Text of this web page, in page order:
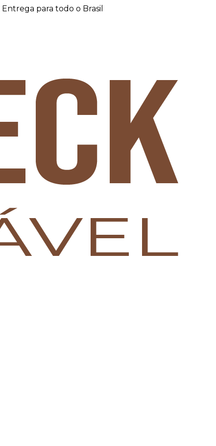
Entrega para todo o Brasil